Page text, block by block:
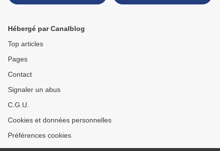
comme une autre
Hébergé par Canalblog
Top articles
Pages
Contact
Signaler un abus
C.G.U.
Cookies et données personnelles
Préférences cookies